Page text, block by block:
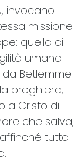
invocano
missione
quella di
umana
Betlemme
preghiera,
a Cristo di
che salva,
tutta